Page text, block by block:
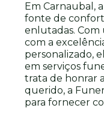
Em Carnaubal,
fonte de
enlutadas. Com
com a
personalizado,
em serviços
trata de honrar
querido, a
para fornecer